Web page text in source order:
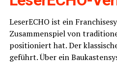
Lese­r­ECHO ist ein
Zusam­men­spiel von
posi­tio­niert hat. Der
geführt. Über ein